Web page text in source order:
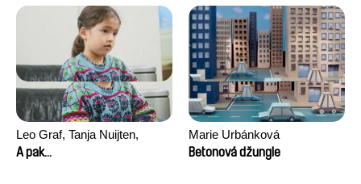
Leo Graf, Tanja Nuijten,
Raphael Stalder
A pak...
Marie Urbánková
Betonová džungle